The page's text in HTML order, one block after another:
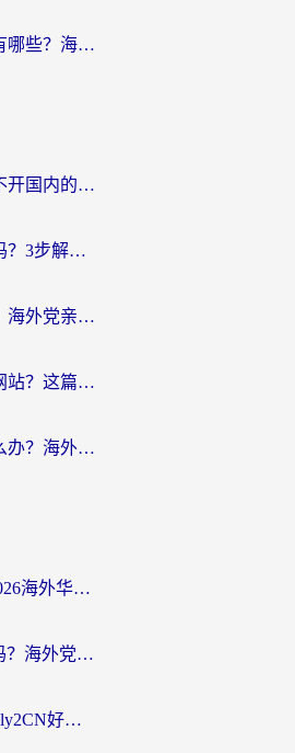
火影忍者美国加速器有哪些？海外党亲测的国服游戏加速全攻略（含菲律宾玩三国之刃守望黎明技巧）
海外党必看：国外打不开国内的app怎么办？3步解决你的乡愁
优酷会员在海外能看吗？3步解决海外追剧难题，附实测好用加速器推荐
如何在国外看土豆网？海外党亲测有效的追剧加速器选择指南
人在国外打不开国内网站？这篇攻略帮你无缝解锁国内资源（附交管12123使用技巧）
香港优酷地区限制怎么办？海外党亲测有效的追剧解决方案
Mac翻墙回国免费？2026海外华人亲测：从CCTV5直播到国内APP，这样选加速器才靠谱
Proton VPN中国能用吗？海外党选回国加速器的避坑指南（附番茄加速器实测）
海外党必看：斧牛和Fly2CN好用吗？3招教你选对回国加速器（附免费试用攻略）